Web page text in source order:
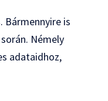
is
Némely
adataidhoz,